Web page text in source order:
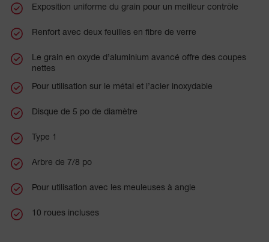
Exposition uniforme du grain pour un meilleur contrôle
Renfort avec deux feuilles en fibre de verre
Le grain en oxyde d’aluminium avancé offre des coupes
nettes
Pour utilisation sur le métal et l’acier inoxydable
Disque de 5 po de diamètre
Type 1
Arbre de 7/8 po
Pour utilisation avec les meuleuses à angle
10 roues incluses